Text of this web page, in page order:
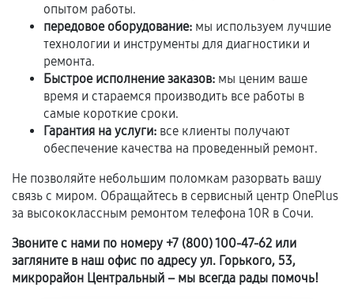
соблюдены следующие условия:
Предоставленные детали подходят по
техническим параметрам и не имеют внешних
дефектов.
Установка была выполнена нашим сервисным
центром.
При этом гарантия на сами комплектующие
остается на стороне производителя или
продавца. За качество сторонних деталей
сервисный центр ответственности не несет.
опытом работы.
передовое оборудование: мы используем лучшие
технологии и инструменты для диагностики и
ремонта.
Быстрое исполнение заказов: мы ценим ваше
время и стараемся производить все работы в
самые короткие сроки.
Гарантия на услуги: все клиенты получают
обеспечение качества на проведенный ремонт.
Не позволяйте небольшим поломкам разорвать вашу
связь с миром. Обращайтесь в сервисный центр OnePlus
за высококлассным ремонтом телефона 10R в Сочи.
Звоните с нами по номеру +7 (800) 100-47-62 или
загляните в наш офис по адресу ул. Горького, 53,
микрорайон Центральный – мы всегда рады помочь!